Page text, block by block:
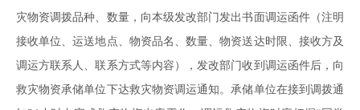
灾物资调拨品种、数量，向本级发改部门发出书面调运函件（注明
接收单位、运送地点、物资品名、数量、物资送达时限、接收方及
调运方联系人、联系方式等内容），发改部门收到调运函件后，向
救灾物资承储单位下达救灾物资调运通知。承储单位在接到调拨通